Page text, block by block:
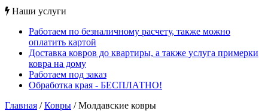
Наши услуги
Работаем по безналичному расчету, также можно
оплатить картой
Доставка ковров до квартиры, а также услуга примерки
ковра на дому
Работаем под заказ
Обработка края - БЕСПЛАТНО!
Главная / Ковры / Молдавские ковры